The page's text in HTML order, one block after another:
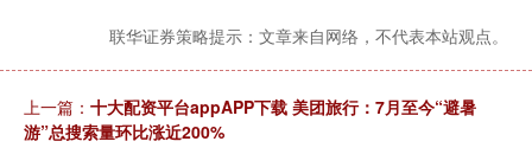
联华证券策略提示：文章来自网络，不代表本站观点。
上一篇： 十大配资平台appAPP下载 美团旅行：7月至今“避暑
游”总搜索量环比涨近200%